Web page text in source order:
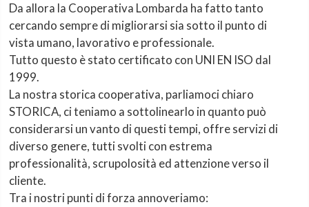
Da allora la Cooperativa Lombarda ha fatto tanto
cercando sempre di migliorarsi sia sotto il punto di
vista umano, lavorativo e professionale.
Tutto questo è stato certificato con UNI EN ISO dal
1999.
La nostra storica cooperativa, parliamoci chiaro
STORICA, ci teniamo a sottolinearlo in quanto può
considerarsi un vanto di questi tempi, offre servizi di
diverso genere, tutti svolti con estrema
professionalità, scrupolosità ed attenzione verso il
cliente.
Tra i nostri punti di forza annoveriamo: